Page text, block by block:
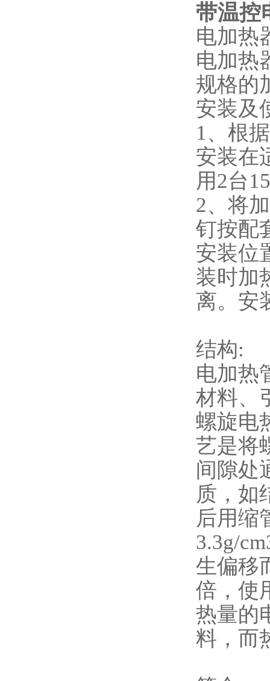
带温控
电加热
电加热
规格的
安装及
1、根
安装在
用2台
2、将
钉按配
安装位
装时加
离。安
结构:
电加热
材料、
螺旋电
艺是将
间隙处
质，如
后用缩
3.3g/
生偏移
倍，使
热量的
料，而